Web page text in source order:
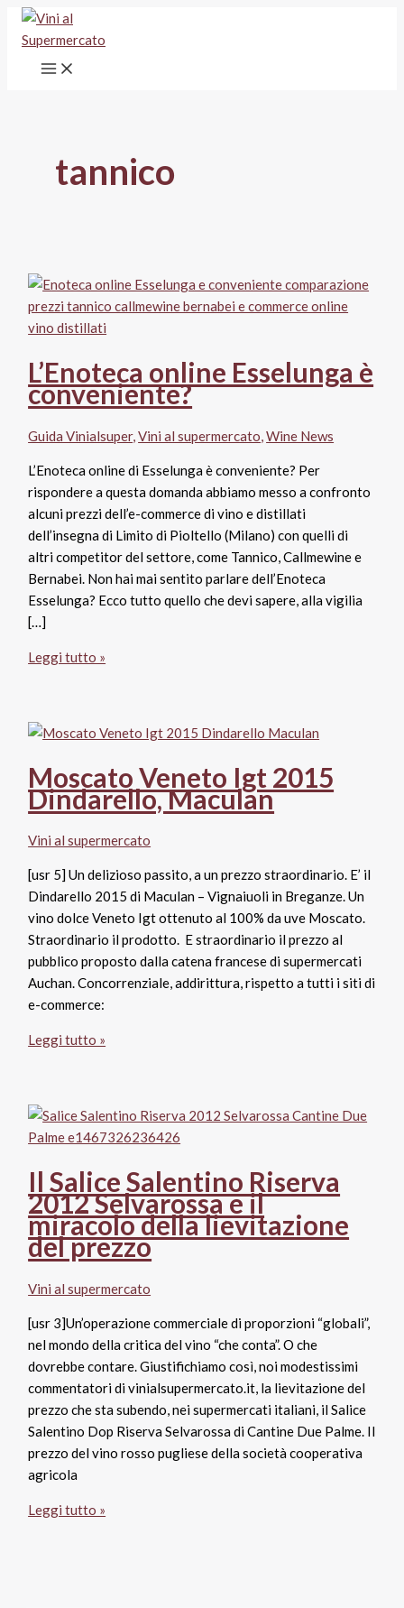
Vai
contenuto
tannico
L’Enoteca online Esselunga è
conveniente?
Guida Vinialsuper,Vini al supermercato,Wine News
L’Enoteca online di Esselunga è conveniente? Per
rispondere a questa domanda abbiamo messo a confronto
alcuni prezzi dell’e-commerce di vino e distillati
dell’insegna di Limito di Pioltello (Milano) con quelli di
altri competitor del settore, come Tannico, Callmewine e
Bernabei. Non hai mai sentito parlare dell’Enoteca
Esselunga? Ecco tutto quello che devi sapere, alla vigilia
[…]
L’Enoteca
è
conveniente?
Leggi tutto »
Moscato Veneto Igt 2015
Dindarello, Maculan
Vini al supermercato
[usr 5] Un delizioso passito, a un prezzo straordinario. E’ il
Dindarello 2015 di Maculan – Vignaiuoli in Breganze. Un
vino dolce Veneto Igt ottenuto al 100% da uve Moscato.
Straordinario il prodotto. E straordinario il prezzo al
pubblico proposto dalla catena francese di supermercati
Auchan. Concorrenziale, addirittura, rispetto a tutti i siti di
e-commerce:
Moscato
2015
Dindarello,
Maculan
Leggi tutto »
Il Salice Salentino Riserva
2012 Selvarossa e il
miracolo della lievitazione
del prezzo
Vini al supermercato
[usr 3]Un’operazione commerciale di proporzioni “globali”,
nel mondo della critica del vino “che conta”. O che
dovrebbe contare. Giustifichiamo così, noi modestissimi
commentatori di vinialsupermercato.it, la lievitazione del
prezzo che sta subendo, nei supermercati italiani, il Salice
Salentino Dop Riserva Selvarossa di Cantine Due Palme. Il
prezzo del vino rosso pugliese della società cooperativa
agricola
Il
Leggi tutto »